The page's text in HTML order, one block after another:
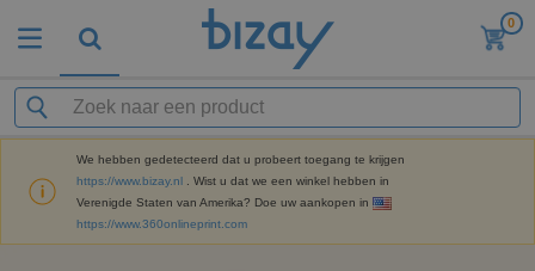
0
We hebben gedetecteerd dat u probeert toegang te krijgen
https://www.bizay.nl
. Wist u dat we een winkel hebben in
Verenigde Staten van Amerika? Doe uw aankopen in
https://www.360onlineprint.com